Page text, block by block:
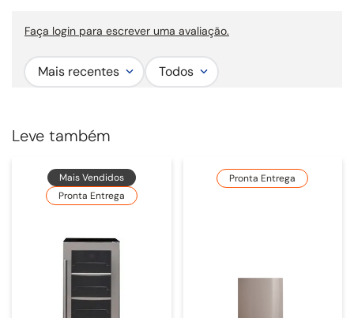
Faça login para escrever uma avaliação.
Mais recentes Todos
Leve também
Mais Vendidos
Pronta Entrega
Pronta Entrega